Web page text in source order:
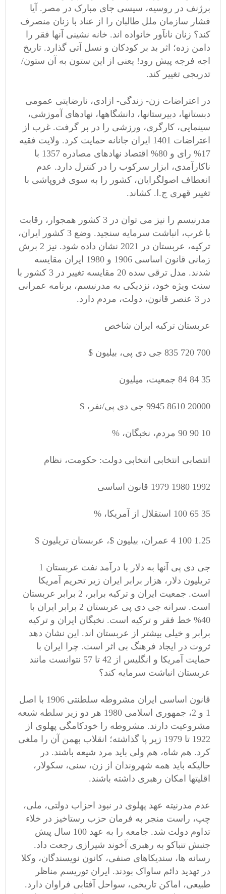
برژنف در روسیه، سیسی جای مبارک در مصر. آیا
فشار سازمان ملل طالبان را از عناد با زنان منصرف
کند؟ زنان نانآور خانواده اند. خانه نشینی آنها فقر را
دامن زده؛ اثر بد بر کودکان و نسل آتی گذارد. تاریخ
اجه فرجه پیش رود! یعنی از این ستون به آن ستون/
تدریجی تغییر کند.
در اعتراضات زن- زندگی- ازادی، نارضایتی عمومی
دبستانها، دبیرستانها، دانشگاهها، نهادهای آموزشی،
سینمایی، کارگری، ورزشی را در بر گرفت. غرب از
اعتراضات 1401 ایران جانانه حمایت کرد. ولایت فقیه
17% رای و 80% اقتصاد نهادهای مصادره 1357 با
ناکارآمدی، ابزار سرکوب را در کنترل دارد. عدم
انعطاف اصولگرایان، کشور را به سوی فروپاشی با
تغییر قهری ج.ا. کشاند.
مدرنیسم را نیز می توان در 3 کشور همجوار، رقابت
با غرب، انباشت سرمایه سنجید. وضع 3 کشور ایران،
ترکیه، عربستان در 2021 نشان داده شود. نیز 2 برش
زمانی قانون اساسی 1906 و 1980 ایران مقایسه
شدند. مدل ترقی سده 20 مقایسه تغییر در 3 کشور با
سنت ویژه خود، نزدیکی به مدرنیسم، برنامه عمرانی
در 3 عنصر قانون، دولت، مردم دارد.
عربستان ترکیه ایران شاخص
700 720 835 جی دی پی، بیلیون $
35 84 84 جمعیت، میلیون
20000 8610 9945 جی دی پی/نفر، $
10 90 90 مردم، نخبگان، %
انتصابی انتخابی انتخابی دولت: حکومت، نظام
1992 1980 1979 قانون اساسی
35 65 100 استقلال از آمریکا، %
1.25 100 4 عمران، بیلیون $، عربستان تریلیون $
جی دی پی آنها به دلار با درآمد نفت عربستان 1
تریلیون دلار، هزار برابر ایران زیر تحریم آمریکا
است. جمعیت ایران و ترکیه برابر، 2 برابر عربستان
است. سرانه جی دی پی عربستان 2 برابر ایران با
40% خط فقر و ترکیه است. نخبگان ایران و ترکیه
برابر و خیلی بیشتر از عربستان اند. این نشان دهد
ثروت در ایجاد فرهنگ بی اثر است. چرا ایران با
حمایت آمریکا و انگلیس از 42 تا 57 نتوانست مانند
عربستان انباشت سرمایه کند؟
قانون اساسی ایران مشروطه سلطنتی 1906 با اصل
1 و 2، جمهوری اسلامی 1980 هر دو زیر سلطه شیعه
مشروعیت دارند. مشروطه را خودکامگی پهلوی از
1922 تا 1979 زیر پا گذاشته؛ انقلاب بهمن آن را ملغی
کرد. هم شاه، هم ولی باید مرد شیعه باشند. در
حالیکه باید همه شهروندان از زن، سنی، سکولار،
اقلیتها امکان رهبری داشته باشند.
عدم مدرنیته عهد پهلوی در نبود احزاب دولتی، ملی،
چپ، راست منجر به فرمان حزب رستاخیز در خلاء
تداوم دولت شد. جامعه را به عهد 100 سال پیش
جنبش تنباکو به رهبری آخوند شیرازی رجعت داد.
رسانه ها، سندیکاهای صنفی، کانون نویسندگان، وکلا
در تهدید دائم ساواک بودند. ایران توریسم مناظر
طبیعی، اماکن تاریخی، سواحل آفتابی فراوان دارد.